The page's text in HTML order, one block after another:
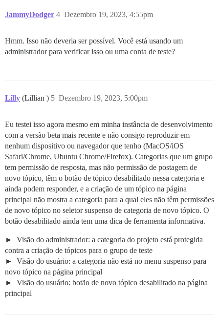
JammyDodger Dezembro 19, 2023, 4:55pm
4
Hmm. Isso não deveria ser possível. Você está usando um
administrador para verificar isso ou uma conta de teste?
Lilly (Lillian ) Dezembro 19, 2023, 5:00pm
5
Eu testei isso agora mesmo em minha instância de desenvolvimento
com a versão beta mais recente e não consigo reproduzir em
nenhum dispositivo ou navegador que tenho (MacOS/iOS
Safari/Chrome, Ubuntu Chrome/Firefox). Categorias que um grupo
tem permissão de resposta, mas não permissão de postagem de
novo tópico, têm o botão de tópico desabilitado nessa categoria e
ainda podem responder, e a criação de um tópico na página
principal não mostra a categoria para a qual eles não têm permissões
de novo tópico no seletor suspenso de categoria de novo tópico. O
botão desabilitado ainda tem uma dica de ferramenta informativa.
Visão do administrador: a categoria do projeto está protegida
contra a criação de tópicos para o grupo de teste
Visão do usuário: a categoria não está no menu suspenso para
novo tópico na página principal
Visão do usuário: botão de novo tópico desabilitado na página
principal